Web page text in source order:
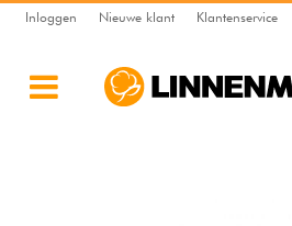
Inloggen Nieuwe klant Klantenservice